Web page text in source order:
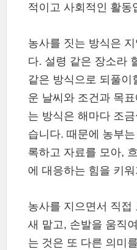
적이고 사회적인 활동
농사를 짓는 방식은
다. 설령 같은 장소라
같은 방식으로 되풀이
운 날씨와 조건과 목
는 방식은 해마다 조
습니다. 때문에 농부
록하고 자료를 모아,
에 대응하는 힘을 키
농사를 지으면서 직접
새 맡고, 손발을 움직
는 것은 또 다른 의미